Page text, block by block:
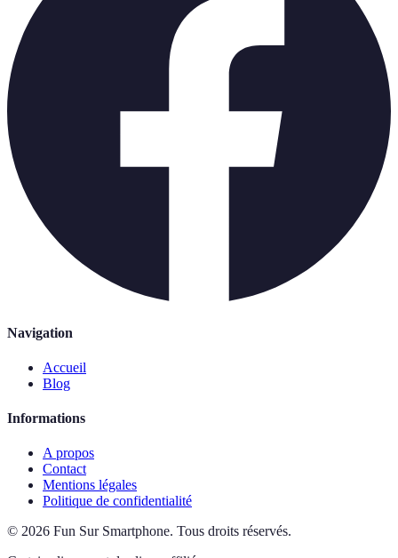
Navigation
Accueil
Blog
Informations
A propos
Contact
Mentions légales
Politique de confidentialité
© 2026 Fun Sur Smartphone. Tous droits réservés.